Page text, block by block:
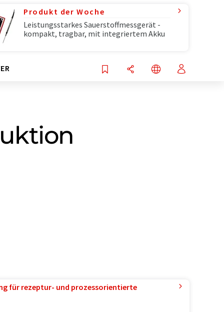
Produkt der Woche
Leistungsstarkes Sauerstoffmessgerät -
kompakt, tragbar, mit integriertem Akku
für rezeptur- und prozessorientierte